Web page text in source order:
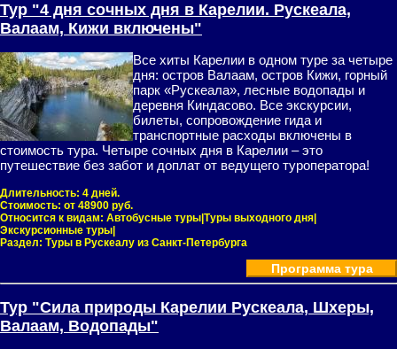
Тур "4 дня сочных дня в Карелии. Рускеала,
Валаам, Кижи включены"
Все хиты Карелии в одном туре за четыре
дня: остров Валаам, остров Кижи, горный
парк «Рускеала», лесные водопады и
деревня Киндасово. Все экскурсии,
билеты, сопровождение гида и
транспортные расходы включены в
стоимость тура. Четыре сочных дня в Карелии – это
путешествие без забот и доплат от ведущего туроператора!
Длительность: 4 дней.
Стоимость: от 48900 руб.
Относится к видам: Автобусные туры|Туры выходного дня|
Экскурсионные туры|
Раздел: Туры в Рускеалу из Санкт-Петербурга
Программа тура
Тур "Сила природы Карелии Рускеала, Шхеры,
Валаам, Водопады"